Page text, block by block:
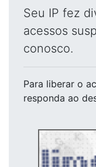
Seu IP fez
acessos
conosco.
Para liberar o
responda ao